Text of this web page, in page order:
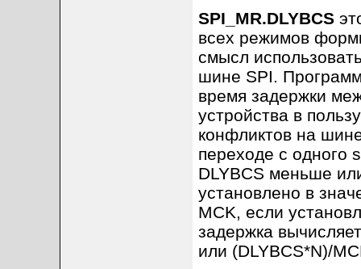
SPI_MR.DLYBCS
всех режимов
смысл
шине SPI.
время задержки
устройства в
конфликтов на
переходе с одного
DLYBCS меньше
установлено в
MCK, если
задержка
или (DLYBCS*N)/